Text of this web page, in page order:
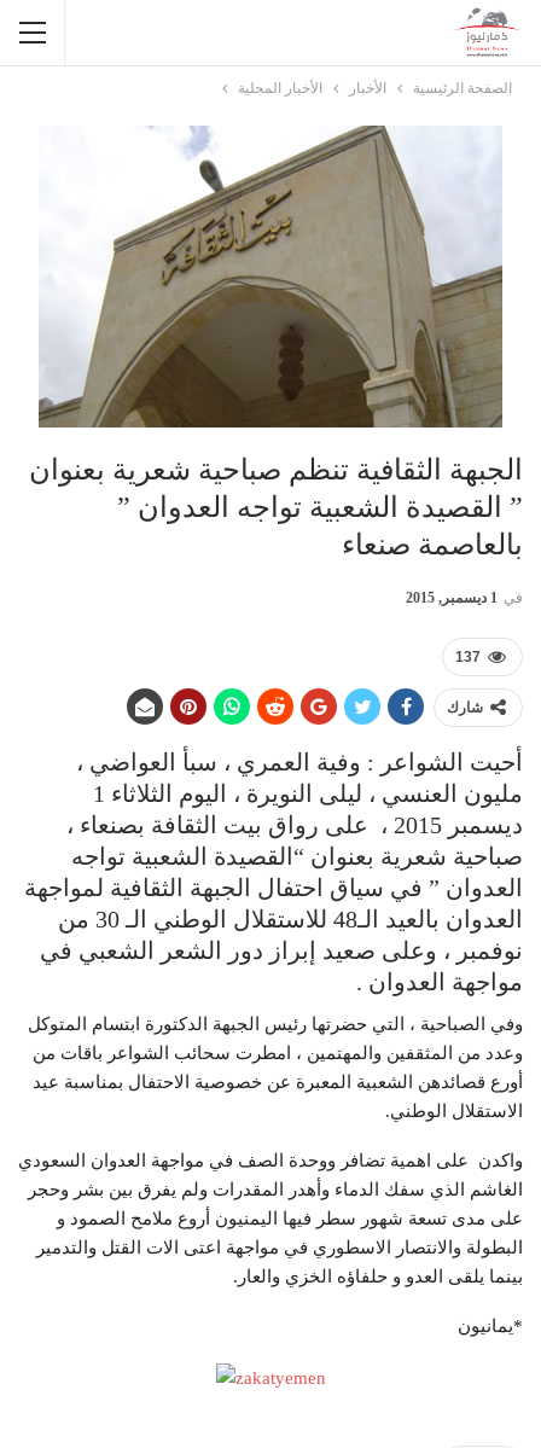
الصفحة الرئيسية الأخبار الأخبار المحلية
الجبهة الثقافية تنظم صباحية شعرية بعنوان
” القصيدة الشعبية تواجه العدوان ”
بالعاصمة صنعاء
في 1 ديسمبر, 2015
137
شارك
أحيت الشواعر : وفية العمري ، سبأ العواضي ،
مليون العنسي ، ليلى النويرة ، اليوم الثلاثاء 1
ديسمبر 2015 ، على رواق بيت الثقافة بصنعاء ،
صباحية شعرية بعنوان “القصيدة الشعبية تواجه
العدوان ” في سياق احتفال الجبهة الثقافية لمواجهة
العدوان بالعيد الـ48 للاستقلال الوطني الـ 30 من
نوفمبر ، وعلى صعيد إبراز دور الشعر الشعبي في
مواجهة العدوان .
وفي الصباحية ، التي حضرتها رئيس الجبهة الدكتورة ابتسام المتوكل
وعدد من المثقفين والمهتمين ، امطرت سحائب الشواعر باقات من
أورع قصائدهن الشعبية المعبرة عن خصوصية الاحتفال بمناسبة عيد
الاستقلال الوطني.
واكدن على اهمية تضافر ووحدة الصف في مواجهة العدوان السعودي
الغاشم الذي سفك الدماء وأهدر المقدرات ولم يفرق بين بشر وحجر
على مدى تسعة شهور سطر فيها اليمنيون أروع ملامح الصمود و
البطولة والانتصار الاسطوري في مواجهة اعتى الات القتل والتدمير
بينما يلقى العدو و حلفاؤه الخزي والعار.
*يمانيون